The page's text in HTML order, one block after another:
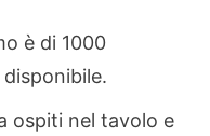
è di 1000
ospiti nel tavolo e